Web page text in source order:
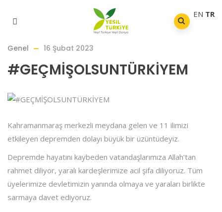
Genel 16 Şubat 2023
#GEÇMİŞOLSUNTÜRKİYEM
Kahramanmaraş merkezli meydana gelen ve 11 ilimizi
etkileyen depremden dolayı büyük bir üzüntüdeyiz.
Depremde hayatını kaybeden vatandaşlarımıza Allah’tan
rahmet diliyor, yaralı kardeşlerimize acil şifa diliyoruz. Tüm
üyelerimize devletimizin yanında olmaya ve yaraları birlikte
sarmaya davet ediyoruz.
EN TR